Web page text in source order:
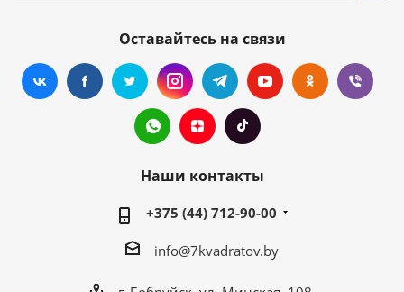
Оставайтесь на связи
Наши контакты
+375 (44) 712-90-00
info@7kvadratov.by